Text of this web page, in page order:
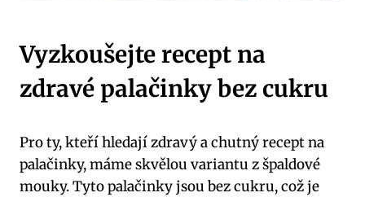
Vyzkoušejte recept na
zdravé palačinky bez cukru
Pro ty, kteří hledají zdravý a chutný recept na
palačinky, máme skvělou variantu z špaldové
mouky. Tyto palačinky jsou bez cukru, což je